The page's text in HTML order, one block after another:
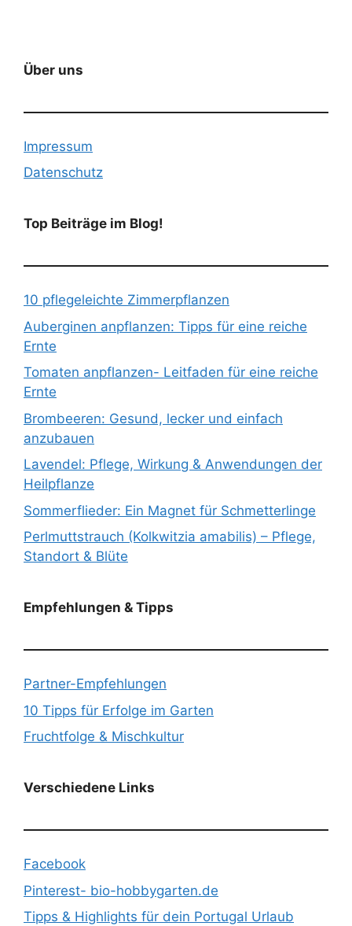
Über uns
Impressum
Datenschutz
Top Beiträge im Blog!
10 pflegeleichte Zimmerpflanzen
Auberginen anpflanzen: Tipps für eine reiche
Ernte
Tomaten anpflanzen- Leitfaden für eine reiche
Ernte
Brombeeren: Gesund, lecker und einfach
anzubauen
Lavendel: Pflege, Wirkung & Anwendungen der
Heilpflanze
Sommerflieder: Ein Magnet für Schmetterlinge
Perlmuttstrauch (Kolkwitzia amabilis) – Pflege,
Standort & Blüte
Empfehlungen & Tipps
Partner-Empfehlungen
10 Tipps für Erfolge im Garten
Fruchtfolge & Mischkultur
Verschiedene Links
Facebook
Pinterest- bio-hobbygarten.de
Tipps & Highlights für dein Portugal Urlaub